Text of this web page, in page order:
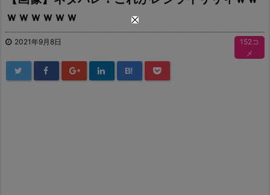
ｗｗｗｗｗｗ
2021年9月8日
152コ
メ
B!